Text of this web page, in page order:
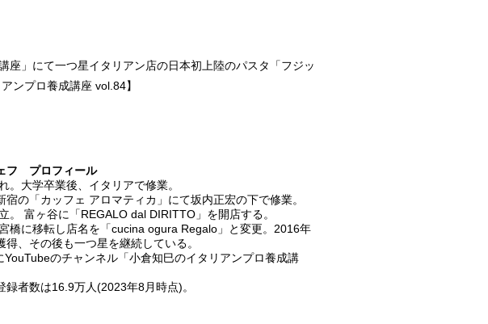
座」にて一つ星イタリアン店の日本初上陸のパスタ「フジッ
ンプロ養成講座 vol.84】
フ プロフィール
。大学卒業後、イタリアで修業。
宿の「カッフェ アロマティカ」にて坂内正宏の下で修業。
。 富ヶ谷に「REGALO dal DIRITTO」を開店する。
橋に移転し店名を「cucina ogura Regalo」と変更。2016年
得、その後も一つ星を継続している。
YouTubeのチャンネル「小倉知巳のイタリアンプロ養成講
録者数は16.9万人(2023年8月時点)。